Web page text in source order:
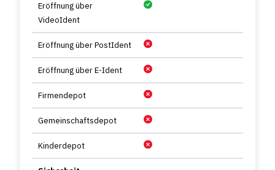
Eröffnung über
VideoIdent
Eröffnung über PostIdent
Eröffnung über E-Ident
Firmendepot
Gemeinschaftsdepot
Kinderdepot